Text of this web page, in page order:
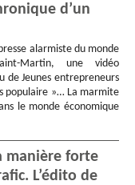
d’un
alarmiste du monde
Martin, une vidéo
de Jeunes entrepreneurs
populaire »… La marmite
le monde économique
manière forte
L’édito de